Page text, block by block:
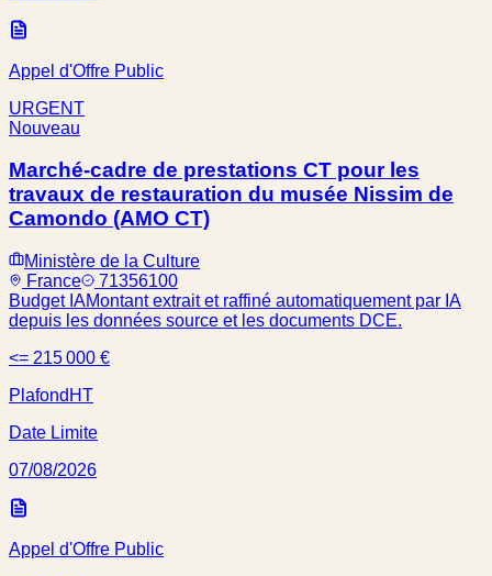
Appel d'Offre Public
URGENT
Nouveau
Marché-cadre de prestations CT pour les
travaux de restauration du musée Nissim de
Camondo (AMO CT)
Ministère de la Culture
France
71356100
Budget IAMontant extrait et raffiné automatiquement par IA
depuis les données source et les documents DCE.
<= 215 000 €
Plafond HT
Date Limite
07/08/2026
Appel d'Offre Public